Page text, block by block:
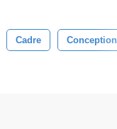
Cadre Conception